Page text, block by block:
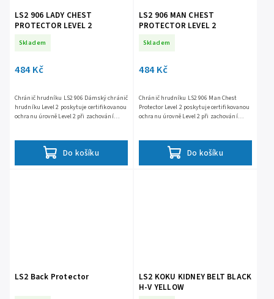
LS2 906 LADY CHEST
PROTECTOR LEVEL 2
Skladem
484 Kč
Do košíku
Chránič hrudníku LS2 906 Dámský chránič
hrudníku Level 2 poskytuje certifikovanou
ochranu úrovně Level 2 při zachování
LS2 906 MAN CHEST
PROTECTOR LEVEL 2
Skladem
484 Kč
Do košíku
Chránič hrudníku LS2 906 Man Chest
Protector Level 2 poskytuje certifikovanou
ochranu úrovně Level 2 při zachování
LS2 Back Protector
LS2 KOKU KIDNEY BELT BLACK
H-V YELLOW